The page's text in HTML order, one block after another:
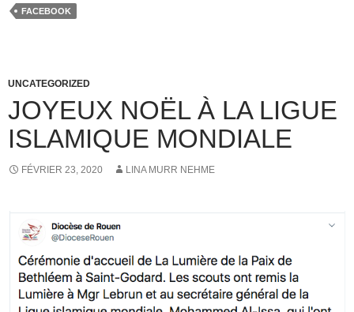
FACEBOOK
UNCATEGORIZED
JOYEUX NOËL À LA LIGUE
ISLAMIQUE MONDIALE
FÉVRIER 23, 2020 LINA MURR NEHME